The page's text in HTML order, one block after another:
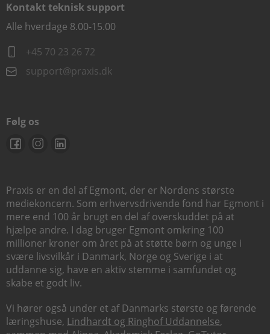
Kontakt teknisk support
Alle hverdage 8.00-15.00
+45 70 23 26 72
support@praxis.dk
Følg os
Praxis er en del af Egmont, der er Nordens største
mediekoncern. Som erhvervsdrivende fond har Egmont i
mere end 100 år brugt en del af overskuddet på at
hjælpe andre. I dag bruger Egmont omkring 100
millioner kroner om året på at støtte børn og unge i
svære livsvilkår i Danmark, Norge og Sverige i at
uddanne sig, have en aktiv stemme i samfundet og
skabe et godt liv.
Vi hører også under et af Danmarks største og førende
læringshuse, Lindhardt og Ringhof Uddannelse,